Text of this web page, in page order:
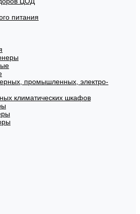
питания
промышленных, электро-
климатических шкафов